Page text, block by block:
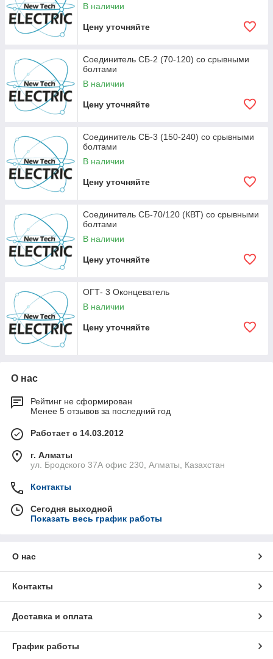
В наличии
Цену уточняйте
Соединитель СБ-2 (70-120) со срывными
болтами
В наличии
Цену уточняйте
Соединитель СБ-3 (150-240) со срывными
болтами
В наличии
Цену уточняйте
Соединитель СБ-70/120 (КВТ) со срывными
болтами
В наличии
Цену уточняйте
ОГТ- 3 Оконцеватель
В наличии
Цену уточняйте
О нас
Рейтинг не сформирован
Менее 5 отзывов за последний год
Работает с 14.03.2012
г. Алматы
ул. Бродского 37А офис 230, Алматы, Казахстан
Контакты
Сегодня выходной
Показать весь график работы
О нас
Контакты
Доставка и оплата
График работы